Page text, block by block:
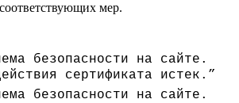
мер.
безопасности на сайте.
сертификата истек.”
безопасности на сайте.